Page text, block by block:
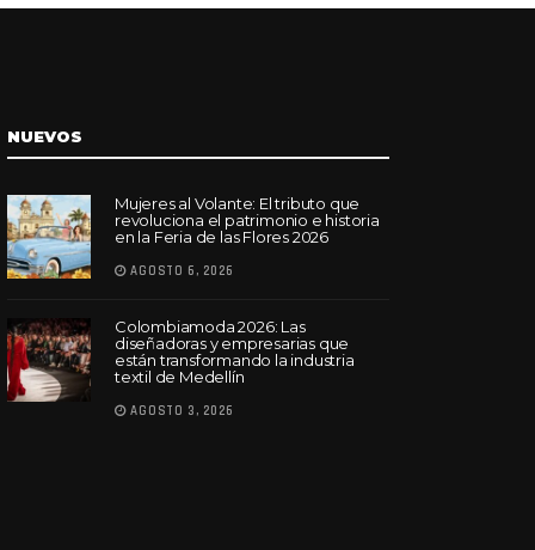
NUEVOS
Mujeres al Volante: El tributo que
revoluciona el patrimonio e historia
en la Feria de las Flores 2026
AGOSTO 6, 2026
Colombiamoda 2026: Las
diseñadoras y empresarias que
están transformando la industria
textil de Medellín
AGOSTO 3, 2026